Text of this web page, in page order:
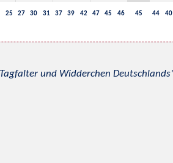
25 27 30 31 37 39 42 47 45 46 45 44 40
und Widderchen Deutschlands